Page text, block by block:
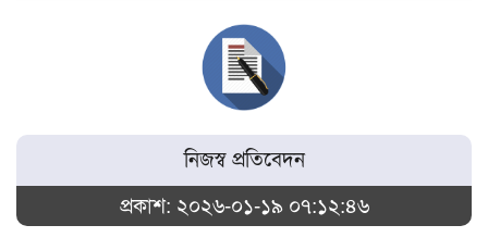
নিজস্ব প্রতিবেদন
প্রকাশ: ২০২৬-০১-১৯ ০৭:১২:৪৬